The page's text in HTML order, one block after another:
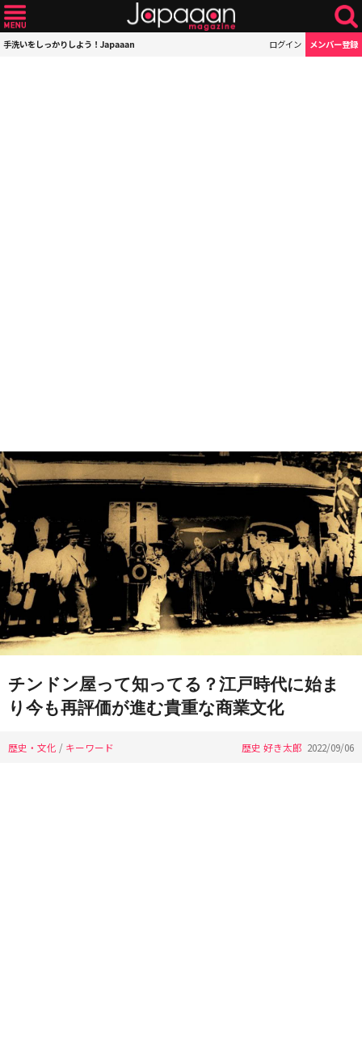
手洗いをしっかりしよう！Japaaan ログイン メンバー登録
チンドン屋って知ってる？江戸時代に始ま
り今も再評価が進む貴重な商業文化
歴史・文化 / キーワード 歴史 好き太郎 2022/09/06